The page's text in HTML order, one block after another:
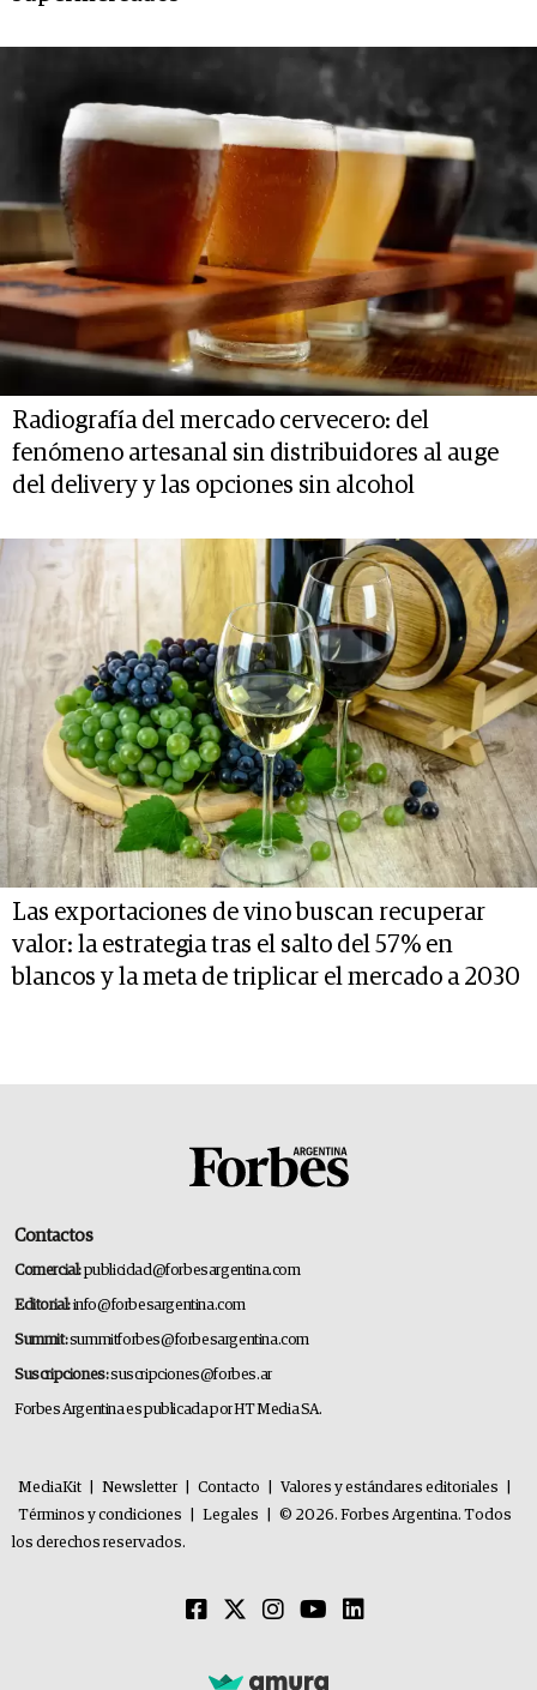
Radiografía del mercado cervecero: del
fenómeno artesanal sin distribuidores al auge
del delivery y las opciones sin alcohol
Las exportaciones de vino buscan recuperar
valor: la estrategia tras el salto del 57% en
blancos y la meta de triplicar el mercado a 2030
Contactos
Comercial:publicidad@forbesargentina.com
Editorial:info@forbesargentina.com
Summit:summitforbes@forbesargentina.com
Suscripciones:suscripciones@forbes.ar
Forbes Argentina es publicada por HT Media SA.
MediaKit Newsletter Contacto Valores y estándares editoriales
Términos y condiciones
Legales
© 2026. Forbes Argentina. Todos
los derechos reservados.